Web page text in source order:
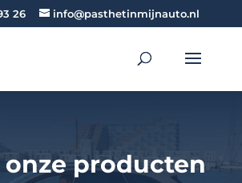
26 info@pasthetinmijnauto.nl
producten